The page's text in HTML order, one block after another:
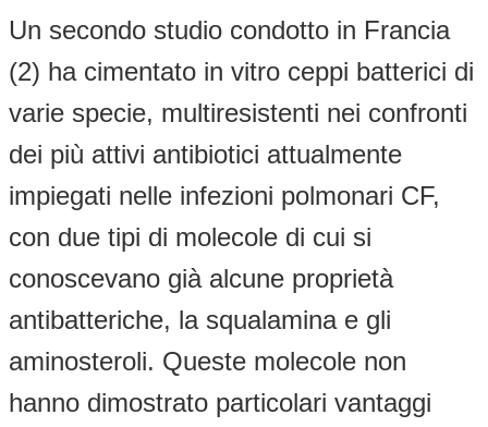
Un secondo studio condotto in Francia
(2) ha cimentato in vitro ceppi batterici di
varie specie, multiresistenti nei confronti
dei più attivi antibiotici attualmente
impiegati nelle infezioni polmonari CF,
con due tipi di molecole di cui si
conoscevano già alcune proprietà
antibatteriche, la squalamina e gli
aminosteroli. Queste molecole non
hanno dimostrato particolari vantaggi